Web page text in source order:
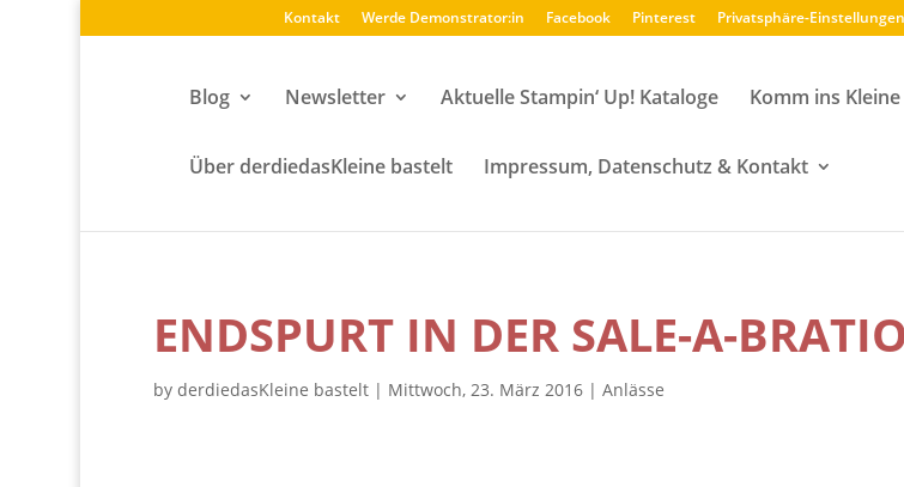
Kontakt Werde Demonstrator:in Facebook Pinterest Privatsphäre-
Blog Newsletter Aktuelle Stampin‘ Up! Kataloge Komm ins Kleine
Über derdiedasKleine bastelt Impressum, Datenschutz & Kontakt
ENDSPURT IN DER SALE-A-
by derdiedasKleine bastelt| Mittwoch, 23. März 2016| Anlässe